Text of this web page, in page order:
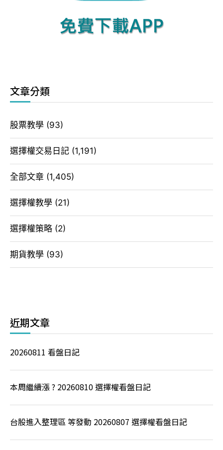
文章分類
股票教學 (93)
選擇權交易日記 (1,191)
全部文章 (1,405)
選擇權教學 (21)
選擇權策略 (2)
期貨教學 (93)
近期文章
20260811 看盤日記
本周繼續漲 ? 20260810 選擇權看盤日記
台股進入整理區 等發動 20260807 選擇權看盤日記